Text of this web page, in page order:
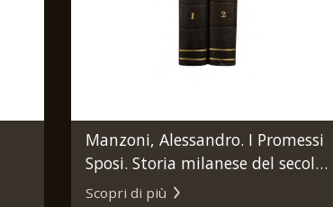
Manzoni, Alessandro. I Promessi
Sposi. Storia milanese del secolo
XVII scoperta e rifatta [...].
Scopri di più